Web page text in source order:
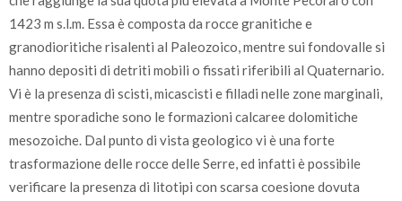
1423 m s.l.m. Essa è composta da rocce granitiche e
granodioritiche risalenti al Paleozoico, mentre sui fondovalle si
hanno depositi di detriti mobili o fissati riferibili al Quaternario.
Vi è la presenza di scisti, micascisti e filladi nelle zone marginali,
mentre sporadiche sono le formazioni calcaree dolomitiche
mesozoiche. Dal punto di vista geologico vi è una forte
trasformazione delle rocce delle Serre, ed infatti è possibile
verificare la presenza di litotipi con scarsa coesione dovuta